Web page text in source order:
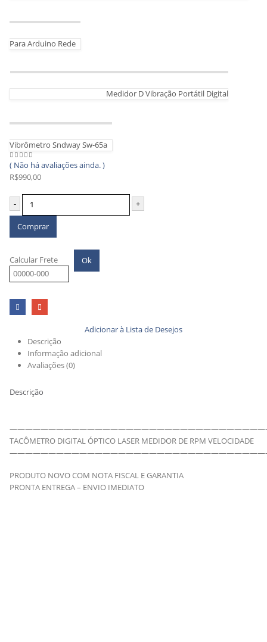
Para Arduino Rede
Medidor D Vibração Portátil Digital
Vibrômetro Sndway Sw-65a
0 out of 5
( Não há avaliações ainda. )
R$990,00
- +
Comprar
Calcular Frete Ok
Adicionar à Lista de Desejos
Descrição
Informação adicional
Avaliações (0)
Descrição
TACÔMETRO DIGITAL ÓPTICO LASER MEDIDOR DE RPM VELOCIDADE
PRODUTO NOVO COM NOTA FISCAL E GARANTIA
PRONTA ENTREGA – ENVIO IMEDIATO